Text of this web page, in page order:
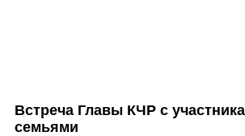
Встреча Главы КЧР с
семьями